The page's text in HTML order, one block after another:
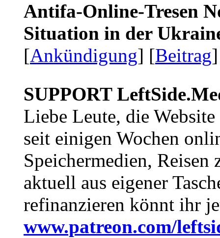
Antifa-Online-Tresen
Situation in der
[Ankündigung] [Beitrag
SUPPORT
Liebe Leute, die Website
seit einigen Wochen
Speichermedien, Reisen
aktuell aus eigener
refinanzieren könnt ihr
www.patreon.com/